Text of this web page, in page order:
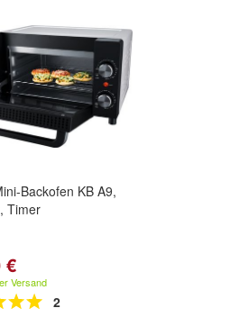
Backofen KB A9,
Timer
€
Versand
2